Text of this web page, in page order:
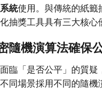
統使用。與傳統的紙籤
抽獎工具具有三大核心
隨機演算法確保
臨「是否公平」的質疑
同場景採用不同的隨機